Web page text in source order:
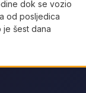
dok se vozio
od posljedica
je šest dana